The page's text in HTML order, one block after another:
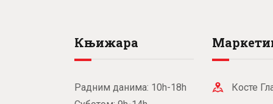
Књижара
Радним данима: 10h-18h
Косте